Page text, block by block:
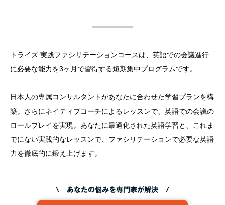
トライズ 実践ファシリテーションコースは、英語での会議進行
に必要な能力を3ヶ月で習得する短期集中プログラムです。
日本人の専属コンサルタントがあなたに合わせた学習プランを構
築。さらにネイティブコーチによるレッスンで、英語での会議の
ロールプレイを実現。あなたに最適化された英語学習と、これま
でにない実践的なレッスンで、ファシリテーションで必要な英語
力を徹底的に鍛え上げます。
\ あなたの悩みを専門家が解決 /